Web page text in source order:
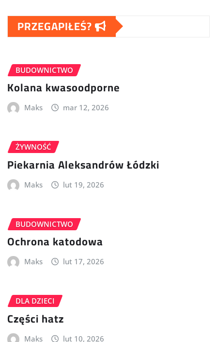
PRZEGAPIŁEŚ?
BUDOWNICTWO
Kolana kwasoodporne
Maks mar 12, 2026
ŻYWNOŚĆ
Piekarnia Aleksandrów Łódzki
Maks lut 19, 2026
BUDOWNICTWO
Ochrona katodowa
Maks lut 17, 2026
DLA DZIECI
Części hatz
Maks lut 10, 2026